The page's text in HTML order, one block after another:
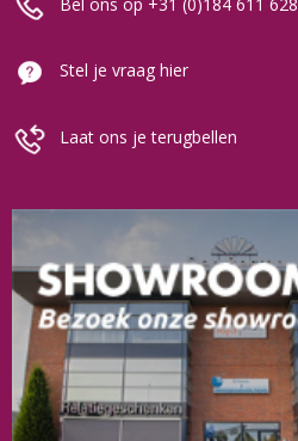
Stel je vraag hier
Laat ons je terugbellen